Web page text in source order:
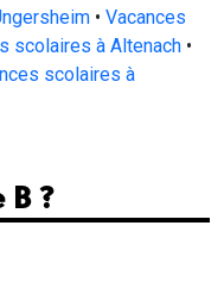
• Vacances
scolaires à Altenach •
scolaires à
?